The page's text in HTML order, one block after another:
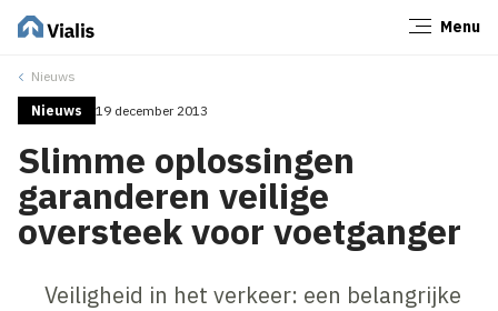
Menu
Nieuws
Nieuws 19 december 2013
Slimme oplossingen
garanderen veilige
oversteek voor voetganger
Veiligheid in het verkeer: een belangrijke
Sluiten